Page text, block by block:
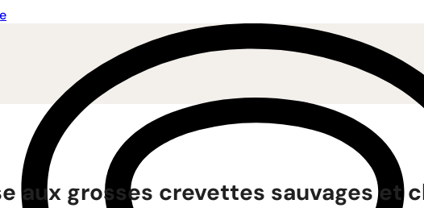
aux grosses crevettes sauvages et